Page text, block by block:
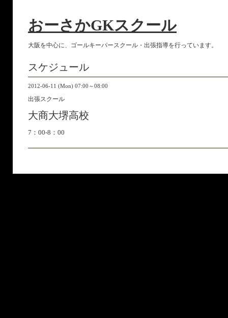
おーさかGKスクール
大阪を中心に、ゴールキーパースクール・出張指導を行っています。
スケジュール
2012-06-11 (Mon) 07:00～08:00
出張スクール
大商大堺高校
7：00-8：00